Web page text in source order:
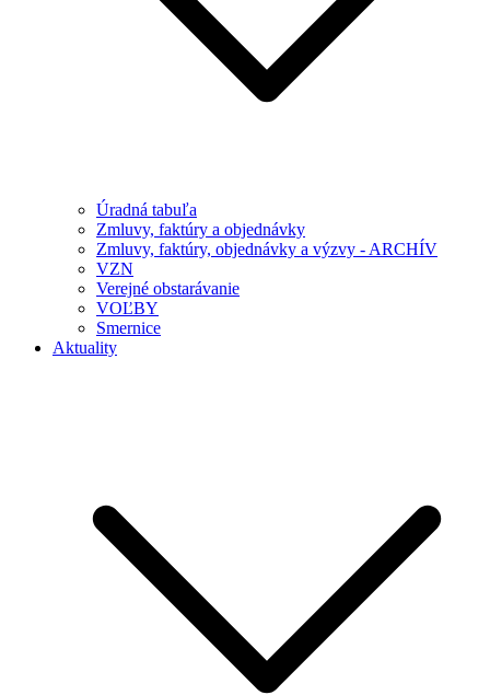
Úradná tabuľa
Zmluvy, faktúry a objednávky
Zmluvy, faktúry, objednávky a výzvy - ARCHÍV
VZN
Verejné obstarávanie
VOĽBY
Smernice
Aktuality